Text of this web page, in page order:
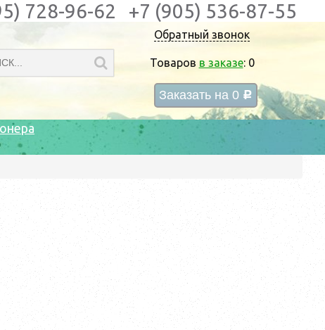
Обратный звонок
Товаров в заказе: 0
Заказать на 0 c
728-96-62 +7 (905) 536-87-55